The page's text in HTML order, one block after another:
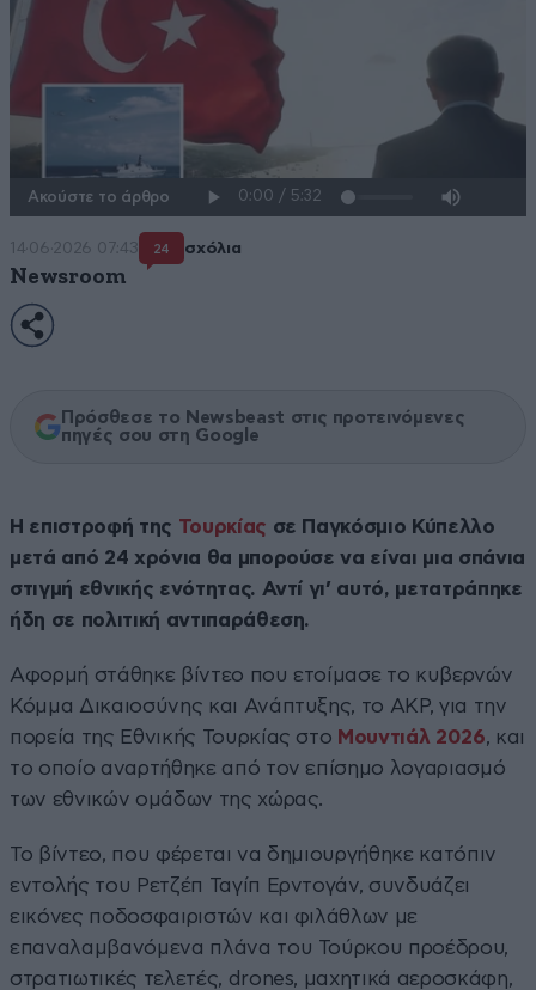
Ακούστε το άρθρο
14·06·2026 07:43 24 σχόλια
Newsroom
Πρόσθεσε το Newsbeast στις προτεινόμενες
πηγές σου στη Google
Η επιστροφή της Τουρκίας σε Παγκόσμιο Κύπελλο
μετά από 24 χρόνια θα μπορούσε να είναι μια σπάνια
στιγμή εθνικής ενότητας. Αντί γι’ αυτό, μετατράπηκε
ήδη σε πολιτική αντιπαράθεση.
Αφορμή στάθηκε βίντεο που ετοίμασε το κυβερνών
Κόμμα Δικαιοσύνης και Ανάπτυξης, το AKP, για την
πορεία της Εθνικής Τουρκίας στο Μουντιάλ 2026, και
το οποίο αναρτήθηκε από τον επίσημο λογαριασμό
των εθνικών ομάδων της χώρας.
Το βίντεο, που φέρεται να δημιουργήθηκε κατόπιν
εντολής του Ρετζέπ Ταγίπ Ερντογάν, συνδυάζει
εικόνες ποδοσφαιριστών και φιλάθλων με
επαναλαμβανόμενα πλάνα του Τούρκου προέδρου,
στρατιωτικές τελετές, drones, μαχητικά αεροσκάφη,